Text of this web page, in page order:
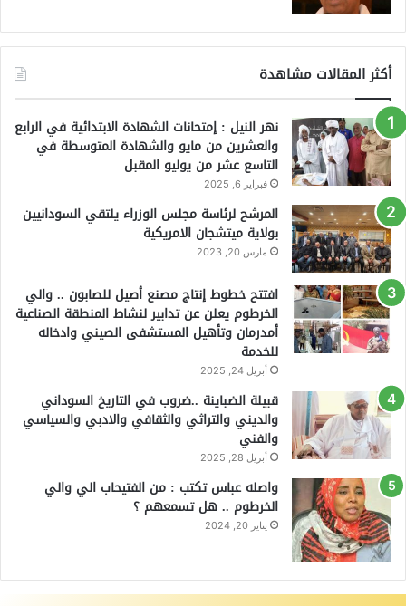
أكثر المقالات مشاهدة
نهر النيل : إمتحانات الشهادة الابتدائية في الرابع
والعشرين من مايو والشهادة المتوسطة في
التاسع عشر من يوليو المقبل
فبراير 6, 2025
المرشح لرئاسة مجلس الوزراء يلتقي السودانيين
بولاية ميتشجان الامريكية
مارس 20, 2023
افتتح خطوط إنتاج مصنع أصيل للصابون .. والي
الخرطوم يعلن عن تدابير لنشاط المنطقة الصناعية
أمدرمان وتأهيل المستشفى الصيني وادخاله
للخدمة
أبريل 24, 2025
قبيلة الضباينة ..ضروب في التاريخ السوداني
والديني والتراثي والثقافي والادبي والسياسي
والفني
أبريل 28, 2025
واصله عباس تكتب : من الفتيحاب الي والي
الخرطوم .. هل تسمعهم ؟
يناير 20, 2024